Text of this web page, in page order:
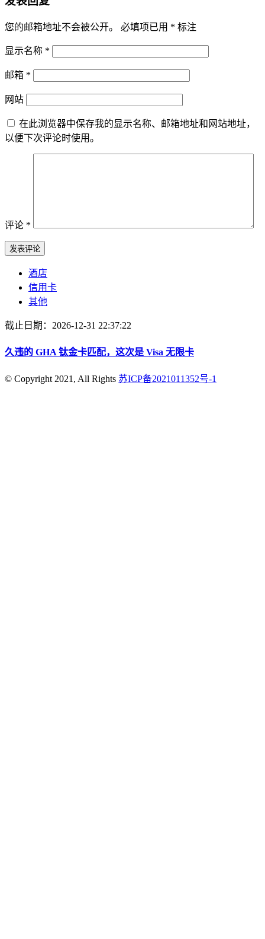
您的邮箱地址不会被公开。 必填项已用 * 标注
显示名称 *
邮箱 *
网站
在此浏览器中保存我的显示名称、邮箱地址和网站地址，
以便下次评论时使用。
评论 *
酒店
信用卡
其他
截止日期：2026-12-31 22:37:22
久违的 GHA 钛金卡匹配，这次是 Visa 无限卡
© Copyright 2021, All Rights 苏ICP备2021011352号-1